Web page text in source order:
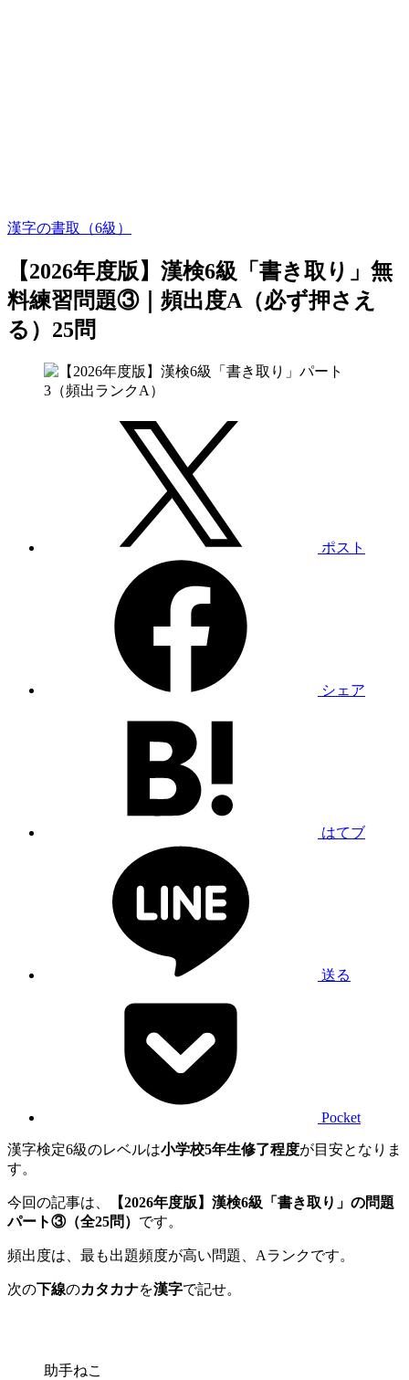
漢字の書取（6級）
【2026年度版】漢検6級「書き取り」無
料練習問題③｜頻出度A（必ず押さえ
る）25問
ポスト
シェア
はてブ
送る
Pocket
漢字検定6級のレベルは小学校5年生修了程度が目安となりま
す。
今回の記事は、
【2026年度版】漢検6級「書き取り」の問題
パート③（全25問） です。
頻出度は、最も出題頻度が高い問題、Aランクです。
次の下線のカタカナを漢字で記せ。
助手ねこ